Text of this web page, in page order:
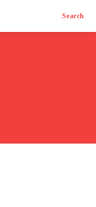
Search